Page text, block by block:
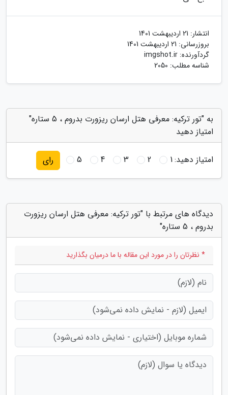
انتشار: 21 اردیبهشت 1401
بروزرسانی: 21 اردیبهشت 1401
گردآورنده: imgshot.ir
شناسه مطلب: 2050
به "تور ترکیه: معرفی هتل ارسان ریزورت بدروم ، 5 ستاره"
امتیاز دهید
امتیاز دهید:1
2
3
4
5 رای
دیدگاه های مرتبط با "تور ترکیه: معرفی هتل ارسان ریزورت
بدروم ، 5 ستاره"
* نظرتان را در مورد این مقاله با ما درمیان بگذارید